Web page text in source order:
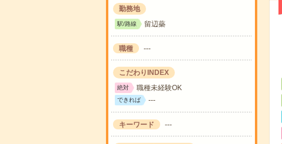
勤務地
駅/路線 留辺蘂
職種 ---
こだわりINDEX
絶対 職種未経験OK
できれば ---
キーワード ---